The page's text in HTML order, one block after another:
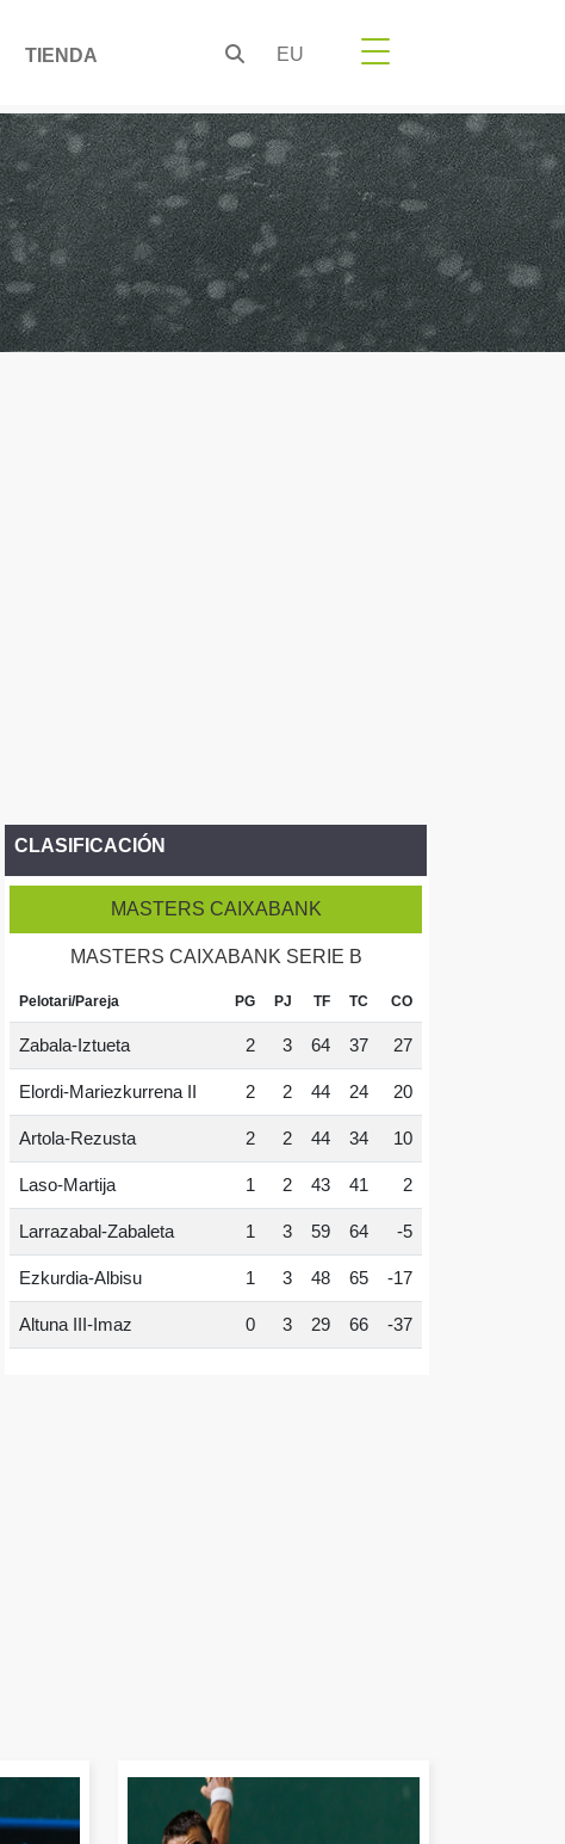
TIENDA EU
CLASIFICACIÓN
MASTERS CAIXABANK
MASTERS CAIXABANK SERIE B
Pelotari/Pareja PG PJ TF TC CO
Zabala-Iztueta 2 3 64 37 27
Elordi-Mariezkurrena II 2 2 44 24 20
Artola-Rezusta 2 2 44 34 10
Laso-Martija 1 2 43 41 2
Larrazabal-Zabaleta 1 3 59 64 -5
Ezkurdia-Albisu 1 3 48 65 -17
Altuna III-Imaz 0 3 29 66 -37